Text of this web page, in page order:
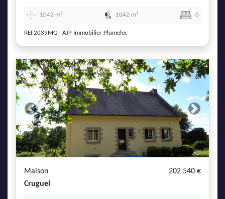
1042 m² 1042 m² 0
REF2039MG - AJP Immobilier Plumelec
Previous Next
Maison
202 540 €
Cruguel